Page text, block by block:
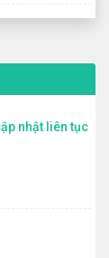
nhật liên tục